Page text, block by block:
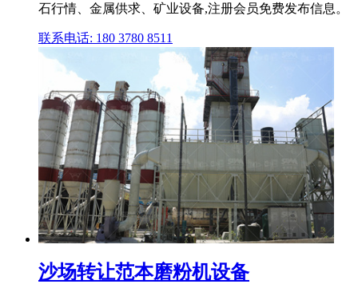
石行情、金属供求、矿业设备,注册会员免费发布信息。
联系电话: 180 3780 8511
沙场转让范本磨粉机设备